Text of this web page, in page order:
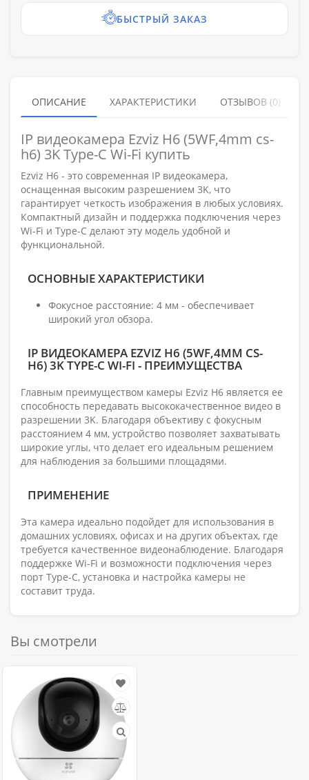
БЫСТРЫЙ ЗАКАЗ
ОПИСАНИЕ ХАРАКТЕРИСТИКИ ОТЗЫВОВ (0)
IP видеокамера Ezviz H6 (5WF,4mm cs-
h6) 3K Type-C Wi-Fi купить
Ezviz H6 - это современная IP видеокамера,
оснащенная высоким разрешением 3K, что
гарантирует четкость изображения в любых условиях.
Компактный дизайн и поддержка подключения через
Wi-Fi и Type-C делают эту модель удобной и
функциональной.
ОСНОВНЫЕ ХАРАКТЕРИСТИКИ
Фокусное расстояние: 4 мм - обеспечивает
широкий угол обзора.
IP ВИДЕОКАМЕРА EZVIZ H6 (5WF,4MM CS-
H6) 3K TYPE-C WI-FI - ПРЕИМУЩЕСТВА
Главным преимуществом камеры Ezviz H6 является ее
способность передавать высококачественное видео в
разрешении 3K. Благодаря объективу с фокусным
расстоянием 4 мм, устройство позволяет захватывать
широкие углы, что делает его идеальным решением
для наблюдения за большими площадями.
ПРИМЕНЕНИЕ
Эта камера идеально подойдет для использования в
домашних условиях, офисах и на других объектах, где
требуется качественное видеонаблюдение. Благодаря
поддержке Wi-Fi и возможности подключения через
порт Type-C, установка и настройка камеры не
составит труда.
Вы смотрели